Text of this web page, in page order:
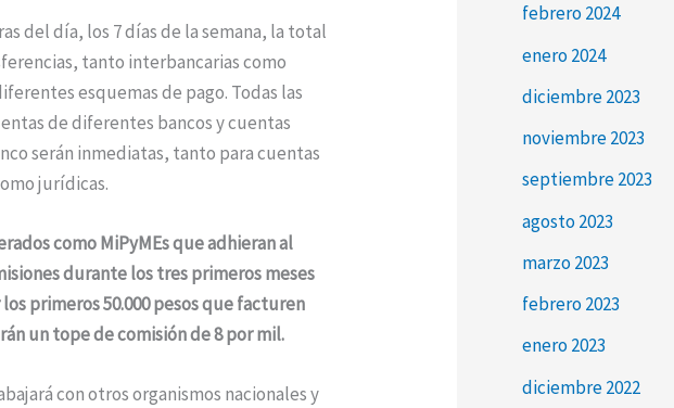
del día, los 7 días de la semana, la total
tanto interbancarias como
esquemas de pago. Todas las
de diferentes bancos y cuentas
serán inmediatas, tanto para cuentas
jurídicas.
como MiPyMEs que adhieran al
durante los tres primeros meses
primeros 50.000 pesos que facturen
un tope de comisión de 8 por mil.
con otros organismos nacionales y
febrero 2024
enero 2024
diciembre 2023
noviembre 2023
septiembre 2023
agosto 2023
marzo 2023
febrero 2023
enero 2023
diciembre 2022